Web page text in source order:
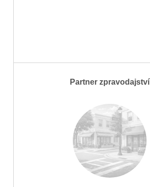
Partner zpravodajství